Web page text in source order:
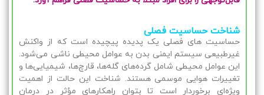
شناخت حساسیت فصلی
حساسیت های فصلی یک پدیده پیچیده است که از واکنش
غیرطبیعی سیستم ایمنی بدن به عوامل محیطی ناشی می‌شود.
این عوامل محیطی شامل گرده‌های گله‌ها، قارچ‌ها، شیمیایی‌ها و
تغییرات هوایی موسمی هستند. شناخت این حالت از اهمیت
ویژه‌ای برخوردار است تا بتوان راهکارهای مؤثر در درمان